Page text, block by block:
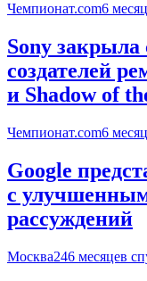
Чемпионат.com6
Sony
создателей
и Shadow of
Чемпионат.com6
Google
с
рассуждений
Москва246 месяцев